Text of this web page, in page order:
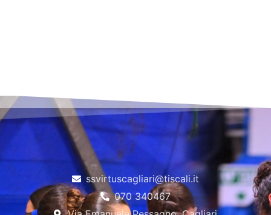
ssvirtuscagliari@tiscali.it
070 340467